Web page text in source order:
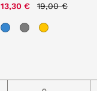
13,30 € 19,00 €